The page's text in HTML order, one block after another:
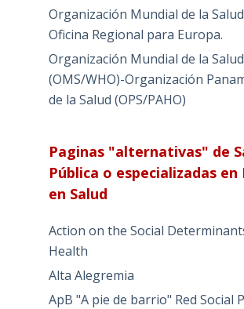
Organización Mundial de la Salud
Oficina Regional para Europa.
Organización Mundial de la Salud
(OMS/WHO)-Organización
de la Salud (OPS/PAHO)
Paginas "alternativas" de
Pública o especializadas en
en Salud
Action on the Social
Health
Alta Alegremia
ApB "A pie de barrio" Red Social